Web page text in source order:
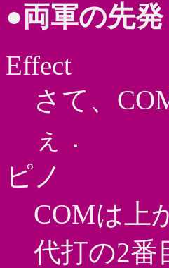
●両軍の先発
Effect
さて、
ぇ．
ピノ
COMは上
代打の2番